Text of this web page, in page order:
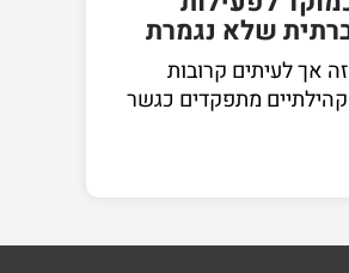
שלא נגמרת
אך לעיתים קרובות
מתפקדים כגשר